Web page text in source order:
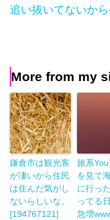
追い抜いてないか
More from my
鎌倉市は観光客
が凄いから住民
は住んだ気がし
ないらしいな。
[194767121]
旅系
を見て
に行っ
ってる
急増